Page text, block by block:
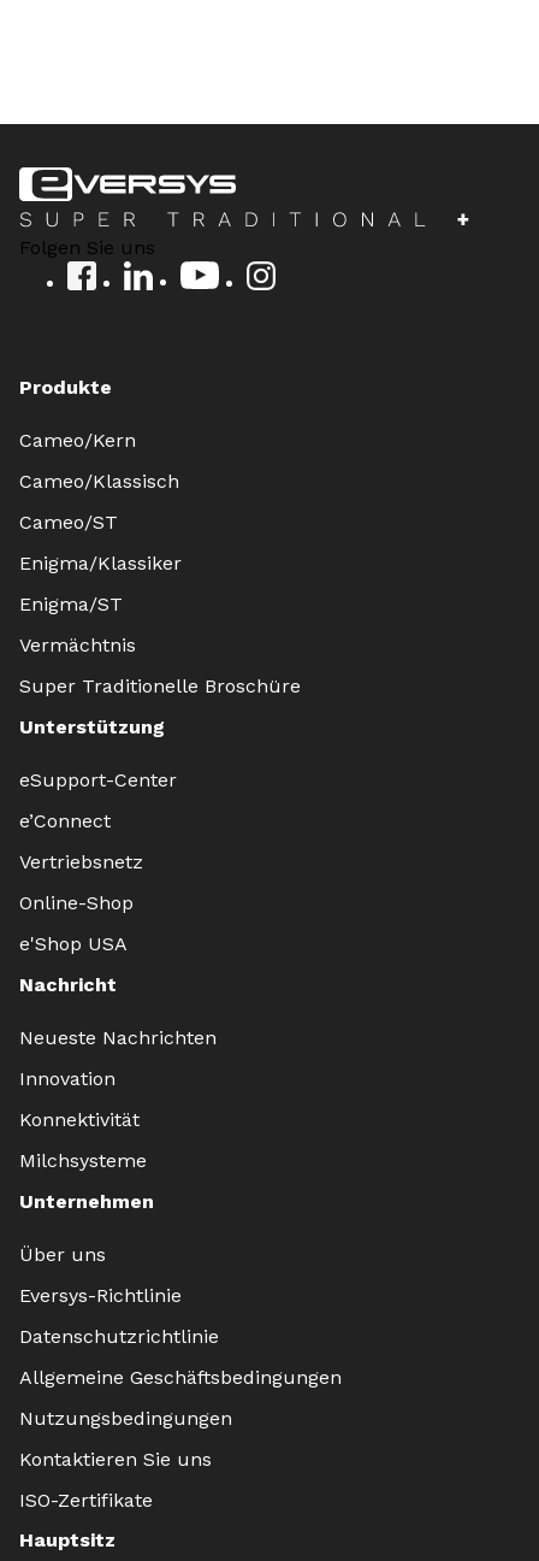
Folgen Sie uns
Produkte
Cameo/Kern
Cameo/Klassisch
Cameo/ST
Enigma/Klassiker
Enigma/ST
Vermächtnis
Super Traditionelle Broschüre
Unterstützung
eSupport-Center
e’Connect
Vertriebsnetz
Online-Shop
e'Shop USA
Nachricht
Neueste Nachrichten
Innovation
Konnektivität
Milchsysteme
Unternehmen
Über uns
Eversys-Richtlinie
Datenschutzrichtlinie
Allgemeine Geschäftsbedingungen
Nutzungsbedingungen
Kontaktieren Sie uns
ISO-Zertifikate
Hauptsitz